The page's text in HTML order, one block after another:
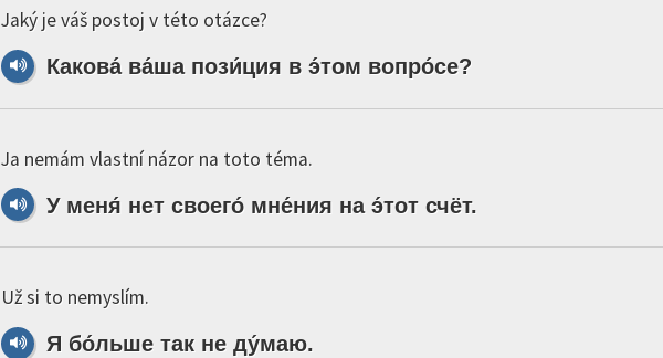
Jaký je váš postoj v této otázce?
Какова́ ва́ша пози́ция в э́том вопро́се?
Ja nemám vlastní názor na toto téma.
У меня́ нет своего́ мне́ния на э́тот счёт.
Už si to nemyslím.
Я бо́льше так не ду́маю.